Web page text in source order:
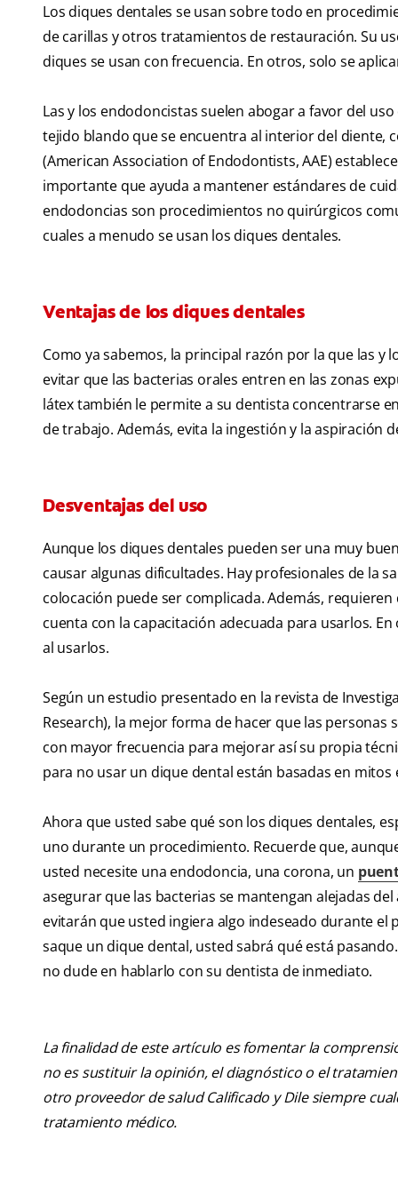
Los diques dentales se usan sobre todo en
de carillas y otros tratamientos de restauración. Su
diques se usan con frecuencia. En otros, solo se
Las y los endodoncistas suelen abogar a favor del
tejido blando que se encuentra al interior del diente,
(American Association of Endodontists, AAE)
importante que ayuda a mantener estándares de
endodoncias son procedimientos no quirúrgicos
cuales a menudo se usan los diques dentales.
Ventajas de los diques dentales
Como ya sabemos, la principal razón por la que las
evitar que las bacterias orales entren en las zonas
látex también le permite a su dentista concentrarse
de trabajo. Además, evita la ingestión y la aspiración
Desventajas del uso
Aunque los diques dentales pueden ser una muy
causar algunas dificultades. Hay profesionales de la
colocación puede ser complicada. Además,
cuenta con la capacitación adecuada para usarlos.
al usarlos.
Según un estudio presentado en la revista de
Research ), la mejor forma de hacer que las
con mayor frecuencia para mejorar así su propia
para no usar un dique dental están basadas en
Ahora que usted sabe qué son los diques dentales,
uno durante un procedimiento. Recuerde que,
usted necesite una endodoncia, una corona, un
asegurar que las bacterias se mantengan alejadas
evitarán que usted ingiera algo indeseado durante el
saque un dique dental, usted sabrá qué está
no dude en hablarlo con su dentista de inmediato.
La finalidad de este artículo es fomentar la
no es sustituir la opinión, el diagnóstico o el
otro proveedor de salud Calificado y Dile siempre
tratamiento médico.